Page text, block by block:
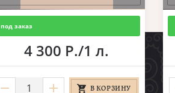
под заказ
4 300 Р./1 л.
В КОРЗИНУ